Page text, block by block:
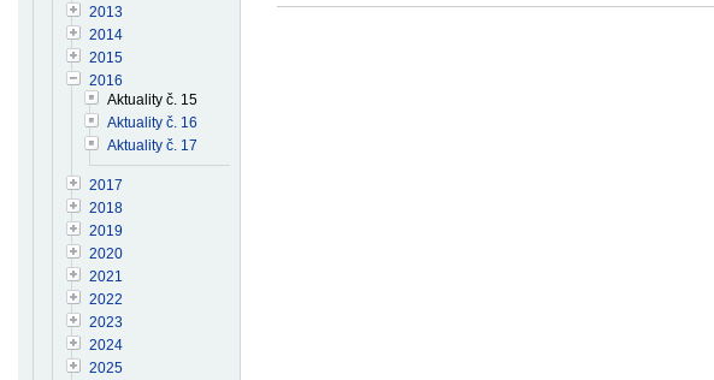
2013
2014
2015
2016
Aktuality č. 15
Aktuality č. 16
Aktuality č. 17
2017
2018
2019
2020
2021
2022
2023
2024
2025